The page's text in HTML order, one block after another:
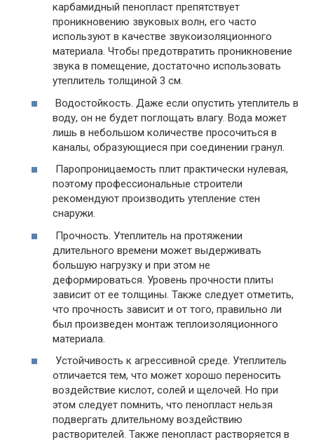
карбамидный пенопласт препятствует
проникновению звуковых волн, его часто
используют в качестве звукоизоляционного
материала. Чтобы предотвратить проникновение
звука в помещение, достаточно использовать
утеплитель толщиной 3 см.
Водостойкость. Даже если опустить утеплитель в
воду, он не будет поглощать влагу. Вода может
лишь в небольшом количестве просочиться в
каналы, образующиеся при соединении гранул.
Паропроницаемость плит практически нулевая,
поэтому профессиональные строители
рекомендуют производить утепление стен
снаружи.
Прочность. Утеплитель на протяжении
длительного времени может выдерживать
большую нагрузку и при этом не
деформироваться. Уровень прочности плиты
зависит от ее толщины. Также следует отметить,
что прочность зависит и от того, правильно ли
был произведен монтаж теплоизоляционного
материала.
Устойчивость к агрессивной среде. Утеплитель
отличается тем, что может хорошо переносить
воздействие кислот, солей и щелочей. Но при
этом следует помнить, что пенопласт нельзя
подвергать длительному воздействию
растворителей. Также пенопласт растворяется в